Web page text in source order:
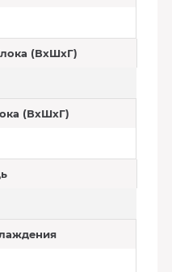
(ВхШхГ)
(ВхШхГ)